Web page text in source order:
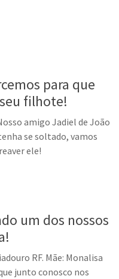
para que
filhote!
amigo Jadiel de João
se soltado, vamos
ele!
um dos nossos
RF. Mãe: Monalisa
junto conosco nos